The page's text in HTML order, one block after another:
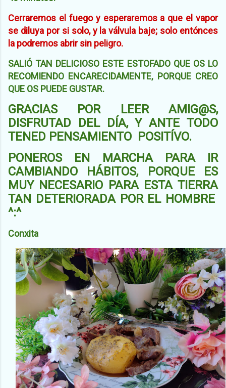
Cerraremos el fuego y esperaremos a que el vapor
se diluya por si solo, y la válvula baje; solo entónces
la podremos abrir sin peligro.
SALIÓ TAN DELICIOSO ESTE ESTOFADO QUE OS LO
RECOMIENDO ENCARECIDAMENTE, PORQUE CREO
QUE OS PUEDE GUSTAR.
GRACIAS POR LEER AMIG@S,
DISFRUTAD DEL DÍA, Y ANTE TODO
TENED PENSAMIENTO POSITÍVO.
PONEROS EN MARCHA PARA IR
CAMBIANDO HÁBITOS, PORQUE ES
MUY NECESARIO PARA ESTA TIERRA
TAN DETERIORADA POR EL HOMBRE
^:^
Conxita